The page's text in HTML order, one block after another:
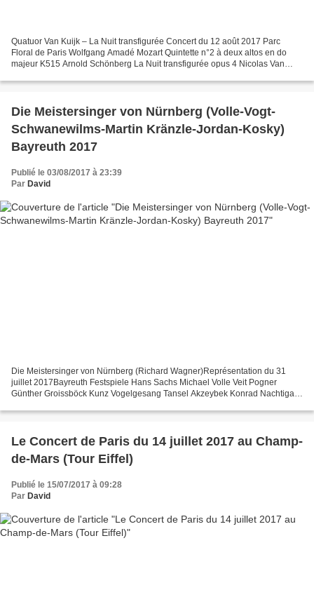
Quatuor Van Kuijk – La Nuit transfigurée Concert du 12 août 2017 Parc
Floral de Paris Wolfgang Amadé Mozart Quintette n°2 à deux altos en do
majeur K515 Arnold Schönberg La Nuit transfigurée opus 4 Nicolas Van
Die Meistersinger von Nürnberg (Volle-Vogt-
Schwanewilms-Martin Kränzle-Jordan-Kosky)
Bayreuth 2017
Publié le 03/08/2017 à 23:39
Par David
Die Meistersinger von Nürnberg (Richard Wagner)Représentation du 31
juillet 2017Bayreuth Festspiele Hans Sachs Michael Volle Veit Pogner
Günther Groissböck Kunz Vogelgesang Tansel Akzeybek Konrad Nachtigal
Le Concert de Paris du 14 juillet 2017 au Champ-
de-Mars (Tour Eiffel)
Publié le 15/07/2017 à 09:28
Par David